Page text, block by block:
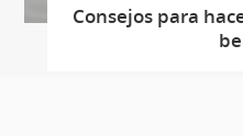
Consejos para